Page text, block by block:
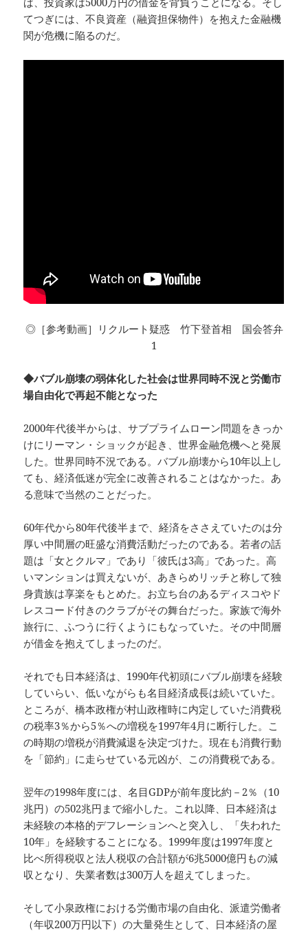
てつぎには、不良資産（融資担保物件）を抱えた金融機
関が危機に陥るのだ。
◎［参考動画］リクルート疑惑 竹下登首相 国会答弁
1
◆バブル崩壊の弱体化した社会は世界同時不況と労働市
場自由化で再起不能となった
2000年代後半からは、サブプライムローン問題をきっか
けにリーマン・ショックが起き、世界金融危機へと発展
した。世界同時不況である。バブル崩壊から10年以上し
ても、経済低迷が完全に改善されることはなかった。あ
る意味で当然のことだった。
60年代から80年代後半まで、経済をささえていたのは分
厚い中間層の旺盛な消費活動だったのである。若者の話
題は「女とクルマ」であり「彼氏は3高」であった。高
いマンションは買えないが、あきらめリッチと称して独
身貴族は享楽をもとめた。お立ち台のあるディスコやド
レスコード付きのクラブがその舞台だった。家族で海外
旅行に、ふつうに行くようにもなっていた。その中間層
が借金を抱えてしまったのだ。
それでも日本経済は、1990年代初頭にバブル崩壊を経験
していらい、低いながらも名目経済成長は続いていた。
ところが、橋本政権が村山政権時に内定していた消費税
の税率3％から5％への増税を1997年4月に断行した。こ
の時期の増税が消費減退を決定づけた。現在も消費行動
を「節約」に走らせている元凶が、この消費税である。
翌年の1998年度には、名目GDPが前年度比約－2％（10
兆円）の502兆円まで縮小した。これ以降、日本経済は
未経験の本格的デフレーションへと突入し、「失われた
10年」を経験することになる。1999年度は1997年度と
比べ所得税収と法人税収の合計額が6兆5000億円もの減
収となり、失業者数は300万人を超えてしまった。
そして小泉政権における労働市場の自由化、派遣労働者
（年収200万円以下）の大量発生として、日本経済の屋